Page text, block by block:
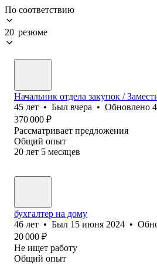
По соответствию
20 резюме
Начальник отдела закупок /
45 лет • Был вчера • Обновлено
370 000 ₽
Рассматривает предложения
Общий опыт
20 лет 5 месяцев
бухгалтер на дому
46 лет • Был 15 июня 2024 •
20 000 ₽
Не ищет работу
Общий опыт